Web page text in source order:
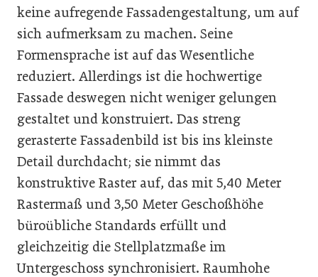
keine aufregende Fassadengestaltung, um auf
sich aufmerksam zu machen. Seine
Formensprache ist auf das Wesentliche
reduziert. Allerdings ist die hochwertige
Fassade deswegen nicht weniger gelungen
gestaltet und konstruiert. Das streng
gerasterte Fassadenbild ist bis ins kleinste
Detail durchdacht; sie nimmt das
konstruktive Raster auf, das mit 5,40 Meter
Rastermaß und 3,50 Meter Geschoßhöhe
büroübliche Standards erfüllt und
gleichzeitig die Stellplatzmaße im
Untergeschoss synchronisiert. Raumhohe